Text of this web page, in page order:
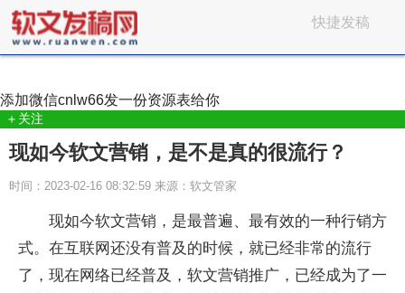
快捷发稿
添加微信cnlw66发一份资源表给你
＋关注
现如今软文营销，是不是真的很流行？
时间：2023-02-16 08:32:59 来源：软文管家
​现如今软文营销，是最普遍、最有效的一种行销方
式。在互联网还没有普及的时候，就已经非常的流行
了，现在网络已经普及，软文营销推广，已经成为了一